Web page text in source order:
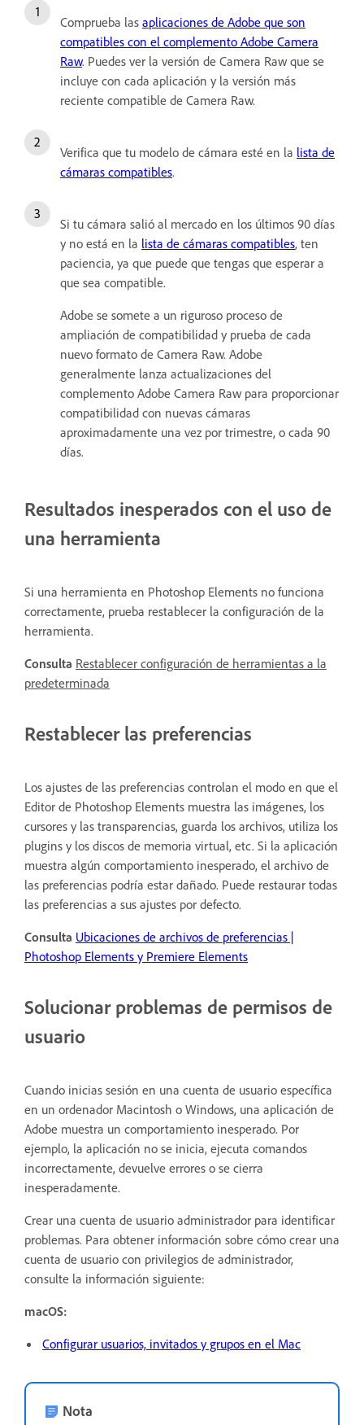
Comprueba las aplicaciones de Adobe que son
compatibles con el complemento Adobe Camera
Raw. Puedes ver la versión de Camera Raw que se
incluye con cada aplicación y la versión más
reciente compatible de Camera Raw.
Verifica que tu modelo de cámara esté en la lista de
cámaras compatibles.
Si tu cámara salió al mercado en los últimos 90 días
y no está en la lista de cámaras compatibles, ten
paciencia, ya que puede que tengas que esperar a
que sea compatible.
Adobe se somete a un riguroso proceso de
ampliación de compatibilidad y prueba de cada
nuevo formato de Camera Raw. Adobe
generalmente lanza actualizaciones del
complemento Adobe Camera Raw para proporcionar
compatibilidad con nuevas cámaras
aproximadamente una vez por trimestre, o cada 90
días.
Resultados inesperados con el uso de
una herramienta
Si una herramienta en Photoshop Elements no funciona
correctamente, prueba restablecer la configuración de la
herramienta.
Consulta Restablecer configuración de herramientas a la
predeterminada
Restablecer las preferencias
Los ajustes de las preferencias controlan el modo en que el
Editor de Photoshop Elements muestra las imágenes, los
cursores y las transparencias, guarda los archivos, utiliza los
plugins y los discos de memoria virtual, etc. Si la aplicación
muestra algún comportamiento inesperado, el archivo de
las preferencias podría estar dañado. Puede restaurar todas
las preferencias a sus ajustes por defecto.
Consulta Ubicaciones de archivos de preferencias |
Photoshop Elements y Premiere Elements
Solucionar problemas de permisos de
usuario
Cuando inicias sesión en una cuenta de usuario específica
en un ordenador Macintosh o Windows, una aplicación de
Adobe muestra un comportamiento inesperado. Por
ejemplo, la aplicación no se inicia, ejecuta comandos
incorrectamente, devuelve errores o se cierra
inesperadamente.
Crear una cuenta de usuario administrador para identificar
problemas. Para obtener información sobre cómo crear una
cuenta de usuario con privilegios de administrador,
consulte la información siguiente:
macOS:
Configurar usuarios, invitados y grupos en el Mac
Nota